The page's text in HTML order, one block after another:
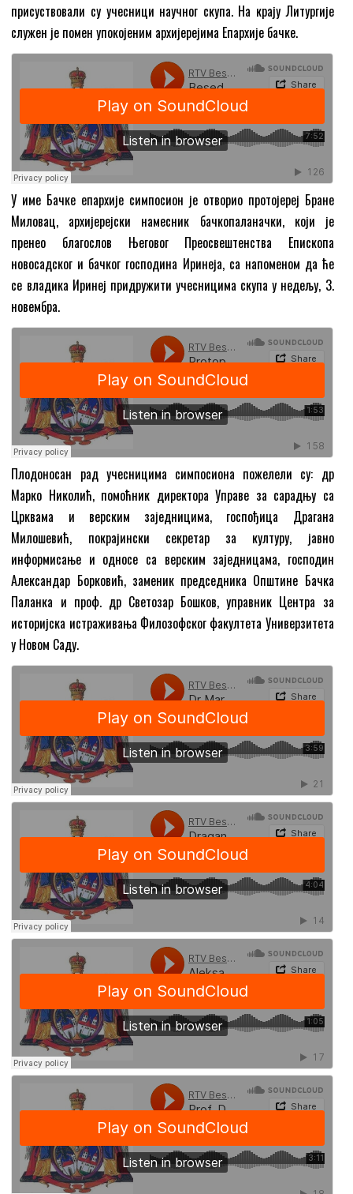
присуствовали су учесници научног скупа. На крају Литургије
служен је помен упокојеним архијерејима Епархије бачке.
У име Бачке епархије симпосион је отворио протојереј Бране
Миловац, архијерејски намесник бачкопаланачки, који је
пренео благослов Његовог Преосвештенства Епископа
новосадског и бачког господина Иринеја, са напоменом да ће
се владика Иринеј придружити учесницима скупа у недељу, 3.
новембра.
Плодоносан рад учесницима симпосиона пожелели су: др
Марко Николић, помоћник директора Управе за сарадњу са
Црквама и верским заједницима, госпођица Драгана
Милошевић, покрајински секретар за културу, јавно
информисање и односе са верским заједницама, господин
Александар Борковић, заменик председника Општине Бачка
Паланка и проф. др Светозар Бошков, управник Центра за
историјска истраживања Филозофског факултета Универзитета
у Новом Саду.